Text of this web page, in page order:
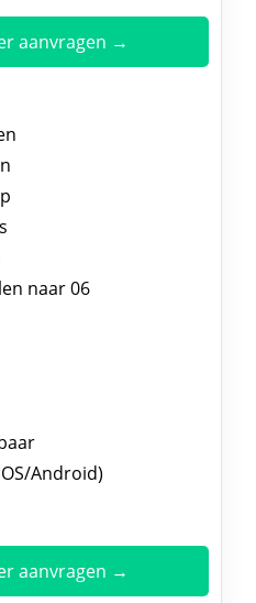
aanvragen →
naar 06
Android)
aanvragen →